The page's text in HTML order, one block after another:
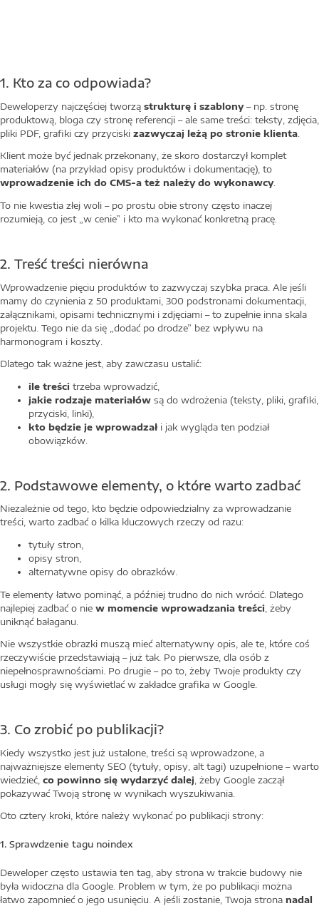
1. Kto za co odpowiada?
Deweloperzy najczęściej tworzą strukturę i szablony– np. stronę
produktową, bloga czy stronę referencji – ale same treści: teksty, zdjęcia,
pliki PDF, grafiki czy przyciski zazwyczaj leżą po stronie klienta
Klient może być jednak przekonany, że skoro dostarczył komplet
materiałów (na przykład opisy produktów i dokumentację), to
wprowadzenie ich do CMS-a też należy do wykonawcy.
To nie kwestia złej woli – po prostu obie strony często inaczej
rozumieją, co jest „w cenie” i kto ma wykonać konkretną pracę.
2. Treść treści nierówna
Wprowadzenie pięciu produktów to zazwyczaj szybka praca. Ale jeśli
mamy do czynienia z 50 produktami, 300 podstronami dokumentacji,
załącznikami, opisami technicznymi i zdjęciami – to zupełnie inna skala
projektu. Tego nie da się „dodać po drodze” bez wpływu na
harmonogram i koszty.
Dlatego tak ważne jest, aby zawczasu ustalić:
ile treści trzeba wprowadzić,
jakie rodzaje materiałów są do wdrożenia (teksty, pliki, grafiki,
przyciski, linki),
kto będzie je wprowadzałi jak wygląda ten podział
obowiązków.
2. Podstawowe elementy, o które warto zadbać
Niezależnie od tego, kto będzie odpowiedzialny za wprowadzanie
treści, warto zadbać o kilka kluczowych rzeczy od razu:
tytuły stron,
opisy stron,
alternatywne opisy do obrazków.
Te elementy łatwo pominąć, a później trudno do nich wrócić. Dlatego
najlepiej zadbać o nie w momencie wprowadzania treści , żeby
uniknąć bałaganu.
Nie wszystkie obrazki muszą mieć alternatywny opis, ale te, które coś
rzeczywiście przedstawiają – już tak. Po pierwsze, dla osób z
niepełnosprawnościami. Po drugie – po to, żeby Twoje produkty czy
usługi mogły się wyświetlać w zakładce grafika w Google.
3. Co zrobić po publikacji?
Kiedy wszystko jest już ustalone, treści są wprowadzone, a
najważniejsze elementy SEO (tytuły, opisy, alt tagi) uzupełnione – warto
wiedzieć, co powinno się wydarzyć dalej , żeby Google zaczął
pokazywać Twoją stronę w wynikach wyszukiwania.
Oto cztery kroki, które należy wykonać po publikacji strony:
1. Sprawdzenie tagu noindex
Deweloper często ustawia ten tag, aby strona w trakcie budowy nie
była widoczna dla Google. Problem w tym, że po publikacji można
łatwo zapomnieć o jego usunięciu. A jeśli zostanie, Twoja strona nadal